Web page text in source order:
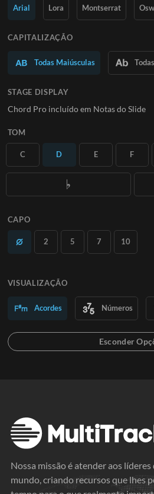
Saiba Mais
Arial Lora Montserrat
CAPITALIZAÇÃO
Todas Maiúsculas
STAGE DISPLAY
Chord Pro incluído em Notas do Slide
TOM
C D E F
CAPO
2 5 7 10
VISUALIZAÇÃO
Acordes Números
Nossa missão é atender aos
mundo, criando recursos que lhes